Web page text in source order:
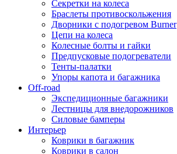
Секретки на колеса
Браслеты противоскольжения
Дворники с подогревом Burner
Цепи на колеса
Колесные болты и гайки
Предпусковые подогреватели
Тенты-палатки
Упоры капота и багажника
Off-road
Экспедиционные багажники
Лестницы для внедорожников
Силовые бамперы
Интерьер
Коврики в багажник
Коврики в салон